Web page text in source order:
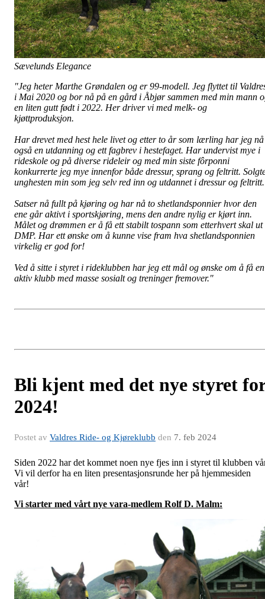
Sævelunds Elegance
"Jeg heter Marthe Grøndalen og er 99-modell. Jeg flyttet til
i Mai 2020 og bor nå på en gård i Åbjør sammen med min mann
en liten gutt født i 2022. Her driver vi med melk- og
kjøttproduksjon.
Har drevet med hest hele livet og etter to år som lærling har jeg nå
også en utdanning og ett fagbrev i hestefaget. Har undervist mye i
rideskole og på diverse rideleir og med min siste fôrponni
konkurrerte jeg mye innenfor både dressur, sprang og feltritt.
unghesten min som jeg selv red inn og utdannet i dressur og
Satser nå fullt på kjøring og har nå to shetlandsponnier hvor den
ene går aktivt i sportskjøring, mens den andre nylig er kjørt inn.
Målet og drømmen er å få ett stabilt tospann som etterhvert skal ut
DMP. Har ett ønske om å kunne vise fram hva shetlandsponnien
virkelig er god for!
Ved å sitte i styret i rideklubben har jeg ett mål og ønske om å få en
aktiv klubb med masse sosialt og treninger fremover."
Bli kjent med det nye styret
2024!
Postet av Valdres Ride- og Kjøreklubb den 7. feb 2024
Siden 2022 har det kommet noen nye fjes inn i styret til klubben
Vi vil derfor ha en liten presentasjonsrunde her på hjemmesiden
vår!
Vi starter med vårt nye vara-medlem Rolf D. Malm: